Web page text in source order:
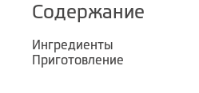
Содержание
Ингредиенты
Приготовление